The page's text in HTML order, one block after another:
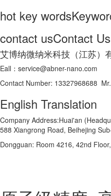
hot key words
contact usContact Us
艾博纳微纳米科技（江苏）
Eall：service@abner-nano.com
Contact Number: 13327968688
English Translation
Company Address:Huai'an
588 Xiangrong Road, Beihejing
Dongguan: Room 4216, 42nd